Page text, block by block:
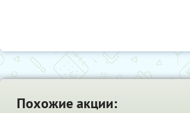
Похожие акции: